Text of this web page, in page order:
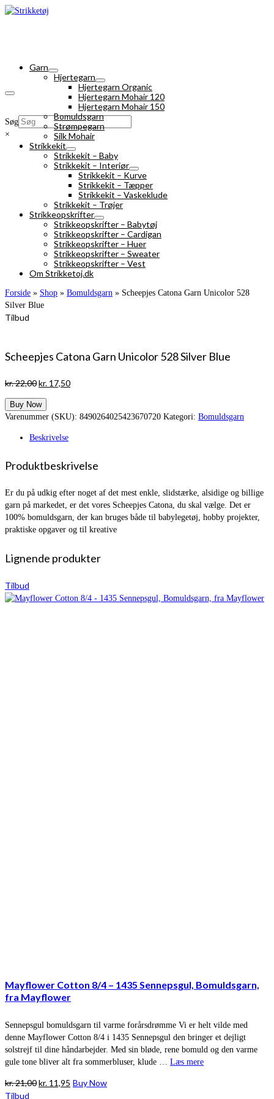
Søg
×
Garn
Hjertegarn
Hjertegarn Organic
Hjertegarn Mohair 120
Hjertegarn Mohair 150
Bomuldsgarn
Strømpegarn
Silk Mohair
Strikkekit
Strikkekit – Baby
Strikkekit – Interiør
Strikkekit – Kurve
Strikkekit – Tæpper
Strikkekit – Vaskeklude
Strikkekit – Trøjer
Strikkeopskrifter
Strikkeopskrifter – Babytøj
Strikkeopskrifter – Cardigan
Strikkeopskrifter – Huer
Strikkeopskrifter – Sweater
Strikkeopskrifter – Vest
Om Strikketoj.dk
Forside » Shop » Bomuldsgarn » Scheepjes Catona Garn Unicolor 528
Silver Blue
Tilbud
Scheepjes Catona Garn Unicolor 528 Silver Blue
kr.22,00Den
pris
var:
kr. 17,50Den
er:
Buy Now
Varenummer (SKU): 8490264025423670720 Kategori: Bomuldsgarn
Beskrivelse
Produktbeskrivelse
Er du på udkig efter noget af det mest enkle, slidstærke, alsidige og billige
garn på markedet, er det vores Scheepjes Catona, du skal vælge. Det er
100% bomuldsgarn, der kan bruges både til babylegetøj, hobby projekter,
praktiske opgaver og til kreative
Lignende produkter
Tilbud
Mayflower Cotton 8/4 – 1435 Sennepsgul, Bomuldsgarn,
fra Mayflower
Sennepsgul bomuldsgarn til varme forårsdrømme Vi er helt vilde med
denne Mayflower Cotton 8/4 i 1435 Sennepsgul den bringer et dejligt
solstrejf til dine håndarbejder. Med sin bløde, rene bomuld og den varme
gule tone bliver alt fra sommerbluser, klude … Læs mere
kr.21,00Den
kr. 11,95 Den
Buy Now
Tilbud